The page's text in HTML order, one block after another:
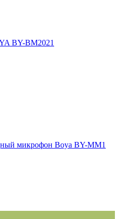
BY-BM2021
микрофон Boya BY-MM1